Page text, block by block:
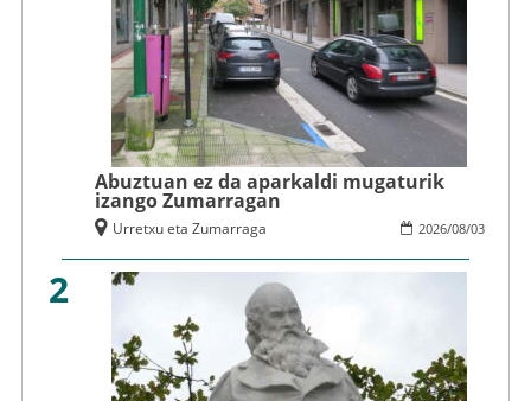
Abuztuan ez da aparkaldi mugaturik
izango Zumarragan
2026/08/03
Urretxu eta Zumarraga
2